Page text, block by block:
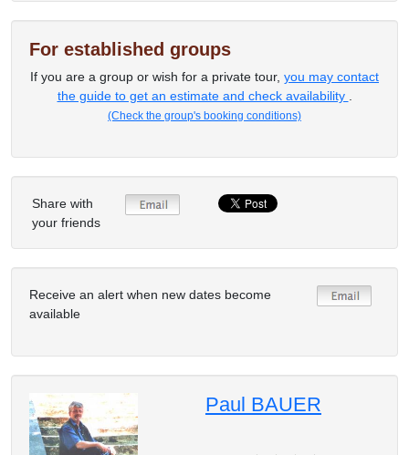
For established groups
If you are a group or wish for a private tour, you may contact
the guide to get an estimate and check availability
(Check the group's booking conditions)
Share with
your friends
Receive an alert when new dates become
available
Paul BAUER